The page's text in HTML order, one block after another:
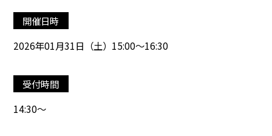
開催日時
2026年01月31日（土）15:00～16:30
受付時間
14:30～